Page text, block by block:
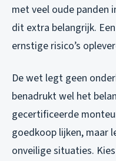
met veel oude panden
dit extra belangrijk.
ernstige risico’s
De wet legt geen
benadrukt wel het
gecertificeerde
goedkoop lijken, maar
onveilige situaties.